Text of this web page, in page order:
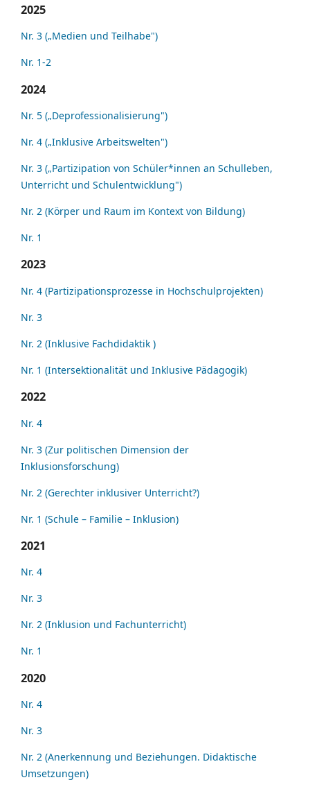
2025
Nr. 3 („Medien und Teilhabe")
Nr. 1-2
2024
Nr. 5 („Deprofessionalisierung")
Nr. 4 („Inklusive Arbeitswelten")
Nr. 3 („Partizipation von Schüler*innen an Schulleben,
Unterricht und Schulentwicklung")
Nr. 2 (Körper und Raum im Kontext von Bildung)
Nr. 1
2023
Nr. 4 (Partizipationsprozesse in Hochschulprojekten)
Nr. 3
Nr. 2 (Inklusive Fachdidaktik )
Nr. 1 (Intersektionalität und Inklusive Pädagogik)
2022
Nr. 4
Nr. 3 (Zur politischen Dimension der
Inklusionsforschung)
Nr. 2 (Gerechter inklusiver Unterricht?)
Nr. 1 (Schule – Familie – Inklusion)
2021
Nr. 4
Nr. 3
Nr. 2 (Inklusion und Fachunterricht)
Nr. 1
2020
Nr. 4
Nr. 3
Nr. 2 (Anerkennung und Beziehungen. Didaktische
Umsetzungen)